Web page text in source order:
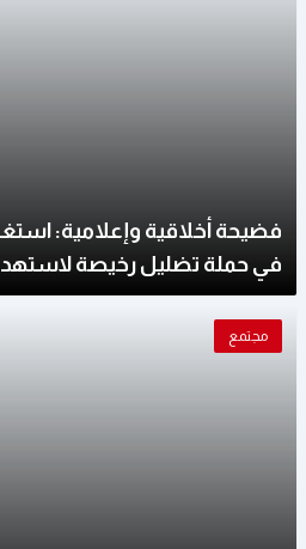
فضيحة أخلاقية وإعلامية:
في حملة تضليل رخيصة
مجتمع